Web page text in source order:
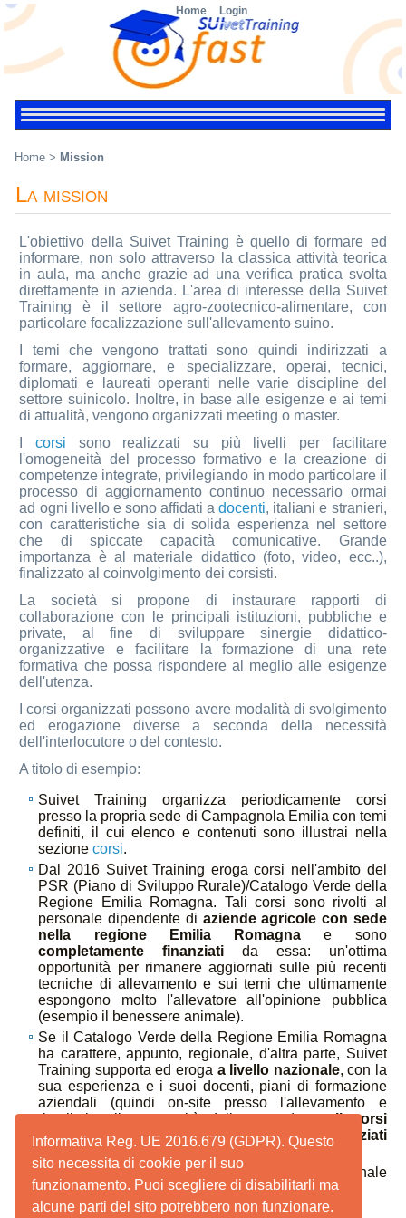
Informativa Reg. UE 2016.679 (GDPR). Questo
sito necessita di cookie per il suo
funzionamento. Puoi scegliere di disabilitarli ma
alcune parti del sito potrebbero non funzionare.
Home > Mission
La mission
L'obiettivo della Suivet Training è quello di formare ed
informare, non solo attraverso la classica attività teorica
in aula, ma anche grazie ad una verifica pratica svolta
direttamente in azienda. L'area di interesse della Suivet
Training è il settore agro-zootecnico-alimentare, con
particolare focalizzazione sull'allevamento suino.
I temi che vengono trattati sono quindi indirizzati a
formare, aggiornare, e specializzare, operai, tecnici,
diplomati e laureati operanti nelle varie discipline del
settore suinicolo. Inoltre, in base alle esigenze e ai temi
di attualità, vengono organizzati meeting o master.
Icorsi sono realizzati su più livelli per facilitare
l'omogeneità del processo formativo e la creazione di
competenze integrate, privilegiando in modo particolare il
processo di aggiornamento continuo necessario ormai
ad ogni livello e sono affidati adocenti, italiani e stranieri,
con caratteristiche sia di solida esperienza nel settore
che di spiccate capacità comunicative. Grande
importanza è al materiale didattico (foto, video, ecc..),
finalizzato al coinvolgimento dei corsisti.
La società si propone di instaurare rapporti di
collaborazione con le principali istituzioni, pubbliche e
private, al fine di sviluppare sinergie didattico-
organizzative e facilitare la formazione di una rete
formativa che possa rispondere al meglio alle esigenze
dell'utenza.
I corsi organizzati possono avere modalità di svolgimento
ed erogazione diverse a seconda della necessità
dell'interlocutore o del contesto.
A titolo di esempio:
Suivet Training organizza periodicamente corsi
presso la propria sede di Campagnola Emilia con temi
definiti, il cui elenco e contenuti sono illustrai nella
sezionecorsi.
Dal 2016 Suivet Training eroga corsi nell'ambito del
PSR (Piano di Sviluppo Rurale)/Catalogo Verde della
Regione Emilia Romagna. Tali corsi sono rivolti al
personale dipendente di aziende agricole con sede
nella regione Emilia Romagna e sono
completamente finanziati da essa: un'ottima
opportunità per rimanere aggiornati sulle più recenti
tecniche di allevamento e sui temi che ultimamente
espongono molto l'allevatore all'opinione pubblica
(esempio il benessere animale).
Se il Catalogo Verde della Regione Emilia Romagna
ha carattere, appunto, regionale, d'altra parte, Suivet
Training supporta ed eroga a livello nazionale, con la
sua esperienza e i suoi docenti, piani di formazione
aziendali (quindi on-site presso l'allevamento e
ritagliati sulle necessità dello stesso) etali corsi
hanno la possibilità di essere finanziati
interamente dai Fondi Interprofessionali.
Corsi di formazione ed aggiornamento per personale
di industrie mangimistiche e farmaceutiche
Home Login